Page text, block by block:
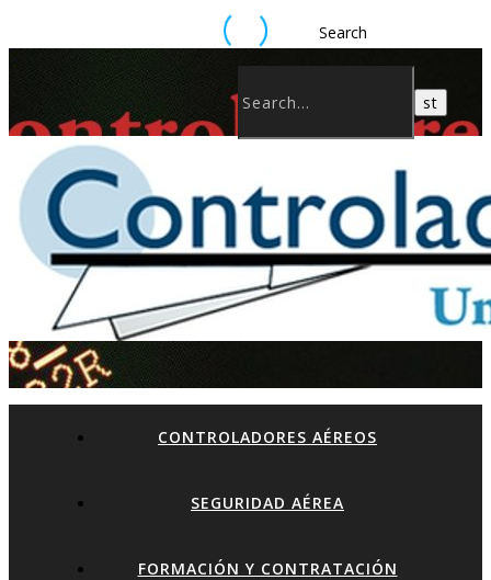
Search
CONTROLADORES AÉREOS
SEGURIDAD AÉREA
FORMACIÓN Y CONTRATACIÓN